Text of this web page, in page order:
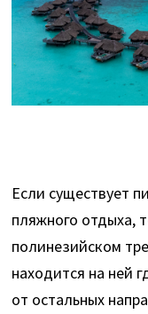
Если существует
пляжного отдыха,
полинезийском
находится на ней
от остальных